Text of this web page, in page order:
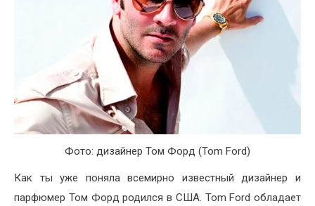
Фото: дизайнер Том Форд (Tom Ford)
Как ты уже поняла всемирно известный дизайнер и
парфюмер Том Форд родился в США. Tom Ford обладает